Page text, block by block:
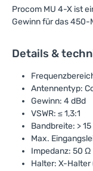
Procom MU 4-X ist
Gewinn für das 450-
Details &
Antennentyp:
Gewinn: 4 dBd
VSWR: ≤ 1,3:1
Bandbreite: > 15
Max.
Impedanz: 50 Ω
Halter: X-Halter